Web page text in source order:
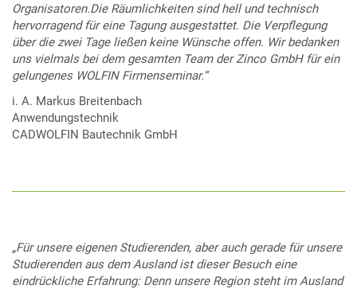
Organisatoren.Die Räumlichkeiten sind hell und technisch
hervorragend für eine Tagung ausgestattet. Die Verpflegung
über die zwei Tage ließen keine Wünsche offen. Wir bedanken
uns vielmals bei dem gesamten Team der Zinco GmbH für ein
gelungenes WOLFIN Firmenseminar.“
i. A. Markus Breitenbach
Anwendungstechnik
CADWOLFIN Bautechnik GmbH
„Für unsere eigenen Studierenden, aber auch gerade für unsere
Studierenden aus dem Ausland ist dieser Besuch eine
eindrückliche Erfahrung: Denn unsere Region steht im Ausland